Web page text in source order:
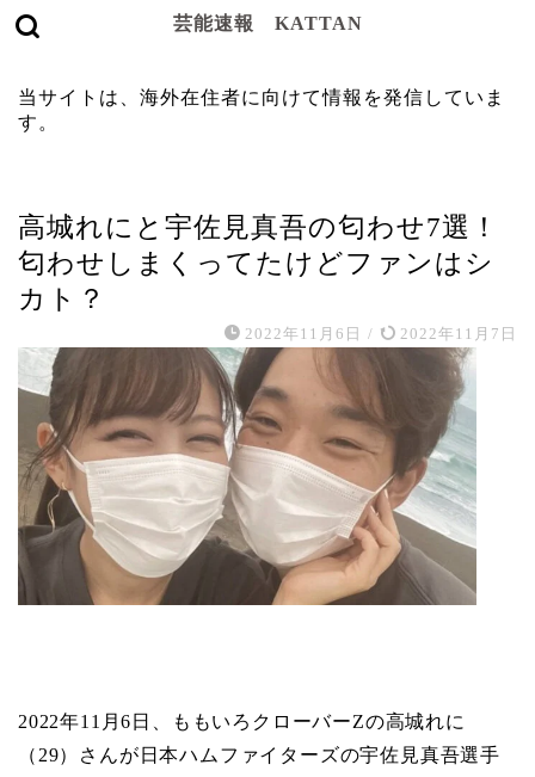
芸能速報 KATTAN
当サイトは、海外在住者に向けて情報を発信していま
す。
高城れにと宇佐見真吾の匂わせ7選！
匂わせしまくってたけどファンはシ
カト？
2022年11月6日 / 2022年11月7日
2022年11月6日、ももいろクローバーZの高城れに
（29）さんが日本ハムファイターズの宇佐見真吾選手